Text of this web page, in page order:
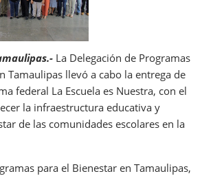
La Delegación de Programas
Tamaulipas llevó a cabo la entrega de
federal La Escuela es Nuestra, con el
la infraestructura educativa y
de las comunidades escolares en la
para el Bienestar en Tamaulipas,